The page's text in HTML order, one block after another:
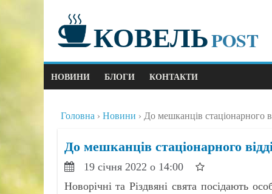
КОВЕЛЬPOST
НОВИНИ БЛОГИ КОНТАКТИ
Головна Новини До мешканців стаціонарного
До мешканців стаціонарного
19 січня 2022 о 14:00
Новорічні та Різдвяні свята посідають